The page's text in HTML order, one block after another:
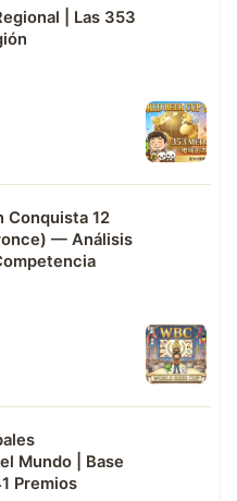
| Las 353
Conquista 12
— Análisis
Mundo | Base
Premios